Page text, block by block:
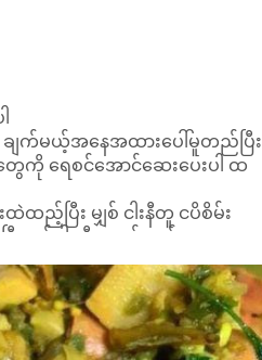
ျက်မယ့်အနေအထားပေါ်မူတည်ပြီး
ကို ရေစင်အောင်ဆေးပေးပါ ထ
ည့်ပြီး မျှစ် ငါးနီတူ ငပိစိမ်း
းနယ်ပါ ဆီအနည်းငယ် ရေ
ါ ပွက်ပွက်ဆူပြီးမွှေးလာရင်
ာလေးကရှယ်ပြီး ရနံ့မွှေးမွှေး
ရပါပြီ😊😋